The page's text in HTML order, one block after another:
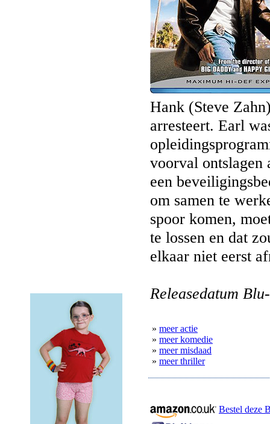
Hank (Steve
arresteert. Earl
voorval ontslagen
een
om samen te
spoor komen,
te lossen en dat
elkaar niet eerst
Releasedatum
» meer actie
» meer komedie
» meer misdaad
» meer thriller
Bestel deze